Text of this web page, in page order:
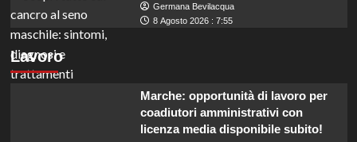
Germana Bevilacqua
8 Agosto 2026 : 7:55
Lavoro
Marche: opportunità di lavoro per
coadiutori amministrativi con
licenza media disponibile subito!